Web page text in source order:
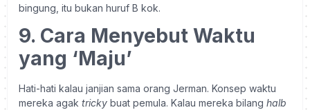
bingung, itu bukan huruf B kok.
9. Cara Menyebut Waktu
yang ‘Maju’
Hati-hati kalau janjian sama orang Jerman. Konsep waktu
mereka agak tricky buat pemula. Kalau mereka bilang halb